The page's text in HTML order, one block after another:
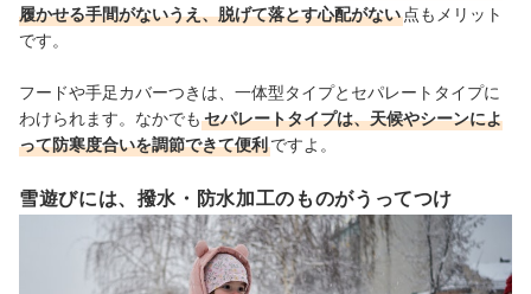
履かせる手間がないうえ、脱げて落とす心配がない 点もメリット
です。
フードや手足カバーつきは、一体型タイプとセパレートタイプに
わけられます。なかでも セパレートタイプは、天候やシーンによ
って防寒度合いを調節できて便利ですよ。
雪遊びには、撥水・防水加工のものがうってつけ